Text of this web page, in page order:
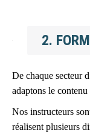
2.
De chaque secteur
adaptons le
Nos instructeurs
réalisent plusieurs